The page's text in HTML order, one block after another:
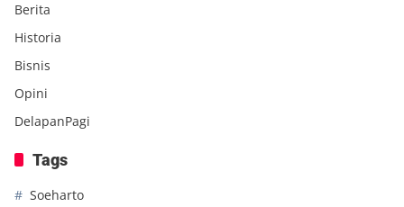
Berita
Historia
Bisnis
Opini
DelapanPagi
Tags
Soeharto